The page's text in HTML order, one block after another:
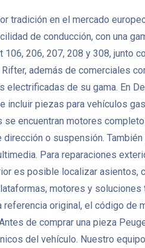
tradición en el mercado
de conducción, con una
206, 207, 208 y 308, junto
además de comerciales
de su gama. En
piezas para vehículos
encuentran motores
o suspensión.
Para reparaciones
es posible localizar
motores y
original, el código
de comprar una pieza
del vehículo. Nuestro